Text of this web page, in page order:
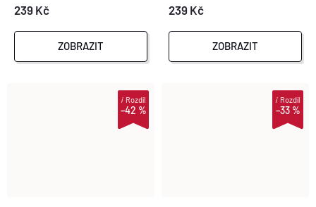
239 Kč
ZOBRAZIT
239 Kč
ZOBRAZIT
–42 %
iRozdíl
–33 %
iRozdíl